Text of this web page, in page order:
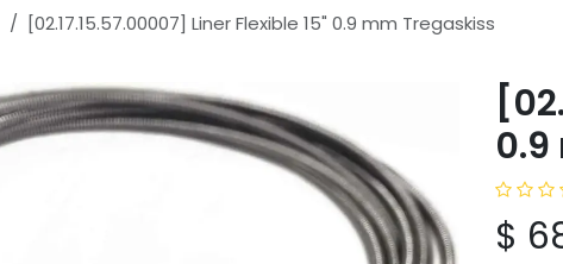
[02.17.15.57.00007] Liner Flexible 15" 0.9 mm Tregaskiss
$